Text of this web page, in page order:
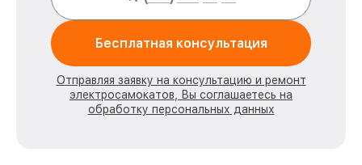
Бесплатная консультация
Отправляя заявку на консультацию и ремонт
электросамокатов, Вы соглашаетесь на
обработку персональных данных